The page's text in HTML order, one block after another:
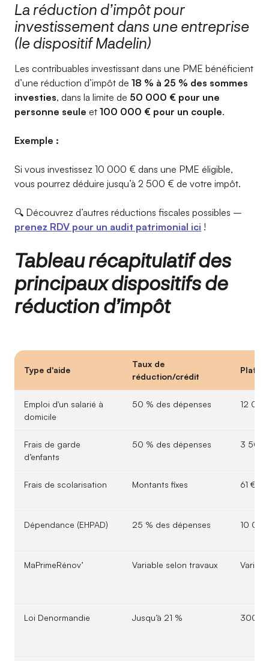
La réduction d’impôt pour
investissement dans une entreprise
(le dispositif Madelin)
Les contribuables investissant dans une PME bénéficient
d’une réduction d’impôt de 18 % à 25 % des sommes
investies, dans la limite de 50 000 € pour une
personne seule et 100 000 € pour un couple.
Exemple :
Si vous investissez 10 000 € dans une PME éligible,
vous pourrez déduire jusqu’à 2 500 € de votre impôt.
🔍 Découvrez d’autres réductions fiscales possibles –
prenez RDV pour un audit patrimonial ici !
Tableau récapitulatif des
principaux dispositifs de
réduction d’impôt
Type d'aide
Taux de
réduction/crédit
Emploi d'un salarié à
domicile
50 % des dépenses 12
Frais de garde
d’enfants
50 % des dépenses 3 500
Frais de scolarisation Montants fixes 61 € à
Dépendance (EHPAD) 25 % des dépenses 10
MaPrimeRénov’ Variable selon travaux
Loi Denormandie Jusqu’à 21 % 300